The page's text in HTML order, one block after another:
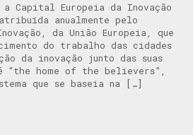
Capital Europeia da Inovação
anualmente pelo
da União Europeia, que
do trabalho das cidades
da inovação junto das suas
“the home of the believers”,
que se baseia na […]